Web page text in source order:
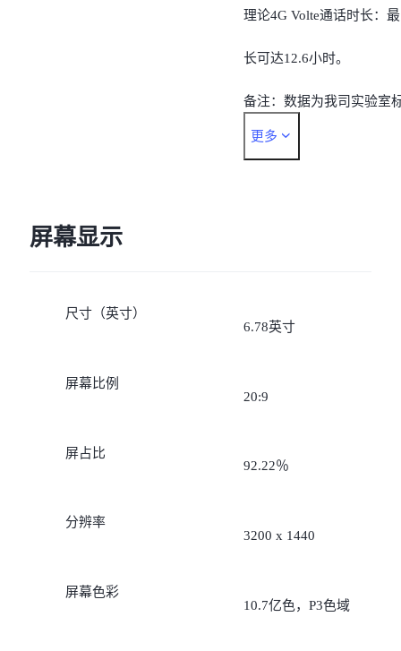
理论4G Volte通话时长：最
长可达12.6小时。
备注：数据为我司实验室
准环境下的测试结果，实
更多
屏幕显示
尺寸（英寸）
6.78英寸
屏幕比例
20:9
屏占比
92.22％
分辨率
3200 x 1440
屏幕色彩
10.7亿色，P3色域